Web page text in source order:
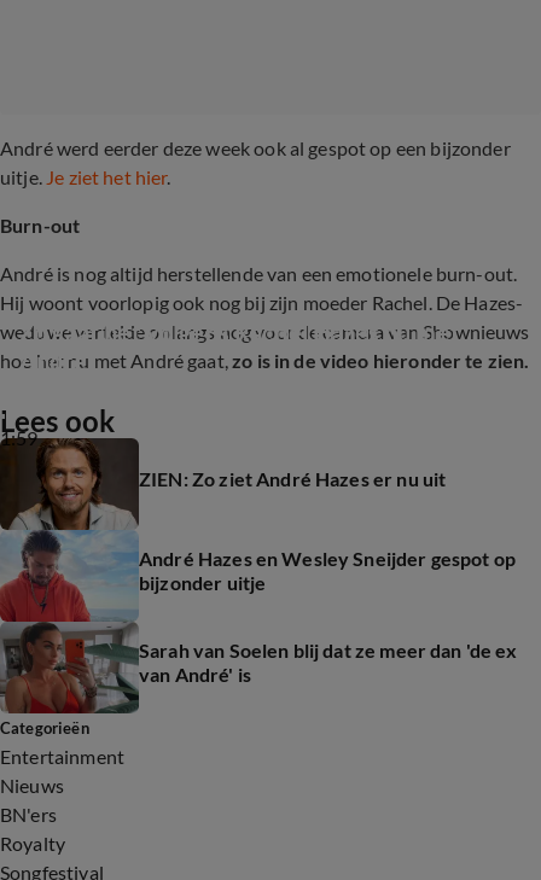
André werd eerder deze week ook al gespot op een bijzonder
uitje. Je ziet het hier.
Burn-out
André is nog altijd herstellende van een emotionele burn-out.
Hij woont voorlopig ook nog bij zijn moeder Rachel. De Hazes-
weduwe vertelde onlangs nog voor de camera van Shownieuws
hoe het nu met André gaat,zo is in de video hieronder te zien.
1:59
Zo gaat het volgens Rachel Hazes nu met
André
Lees ook
ZIEN: Zo ziet André Hazes er nu uit
André Hazes en Wesley Sneijder gespot op
bijzonder uitje
Sarah van Soelen blij dat ze meer dan 'de ex
van André' is
Categorieën
Entertainment
Nieuws
BN'ers
Royalty
Songfestival